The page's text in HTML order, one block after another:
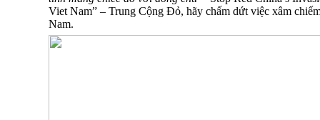
Viet Nam” – Trung Cộng Đỏ, hãy chấm dứt việc xâm
Nam.